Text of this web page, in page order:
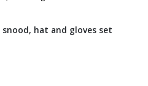
snood, hat and gloves set